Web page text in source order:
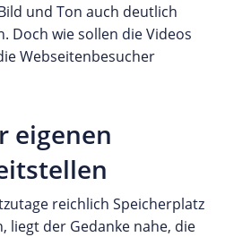
und Ton auch deutlich
Doch wie sollen die Videos
Webseitenbesucher
eigenen
reichlich Speicherplatz
liegt der Gedanke nahe, die